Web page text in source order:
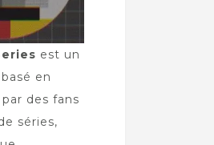
est un
en
des fans
séries,